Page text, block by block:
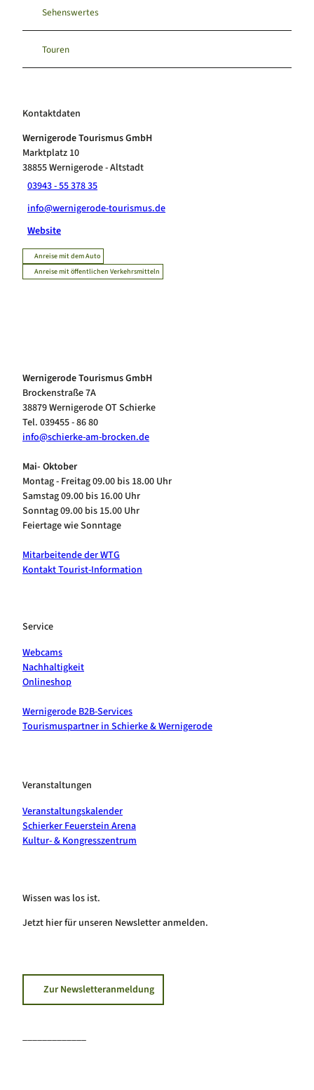
Sehenswertes
Touren
Kontaktdaten
Wernigerode Tourismus GmbH
Marktplatz 10
38855Wernigerode- Altstadt
03943 - 55 378 35
info@wernigerode-tourismus.de
Website
Anreise mit dem Auto
Anreise mit öffentlichen Verkehrsmitteln
Wernigerode Tourismus GmbH
Brockenstraße 7A
38879 Wernigerode OT Schierke
Tel. 039455 - 86 80
info@schierke-am-brocken.de
Mai- Oktober
Montag - Freitag 09.00 bis 18.00 Uhr
Samstag 09.00 bis 16.00 Uhr
Sonntag 09.00 bis 15.00 Uhr
Feiertage wie Sonntage
Mitarbeitende der WTG
Kontakt Tourist-Information
Service
Webcams
Nachhaltigkeit
Onlineshop
Wernigerode B2B-Services
Tourismuspartner in Schierke & Wernigerode
Veranstaltungen
Veranstaltungskalender
Schierker Feuerstein Arena
Kultur- & Kongresszentrum
Wissen was los ist.
Jetzt hier für unseren Newsletter anmelden.
Zur Newsletteranmeldung